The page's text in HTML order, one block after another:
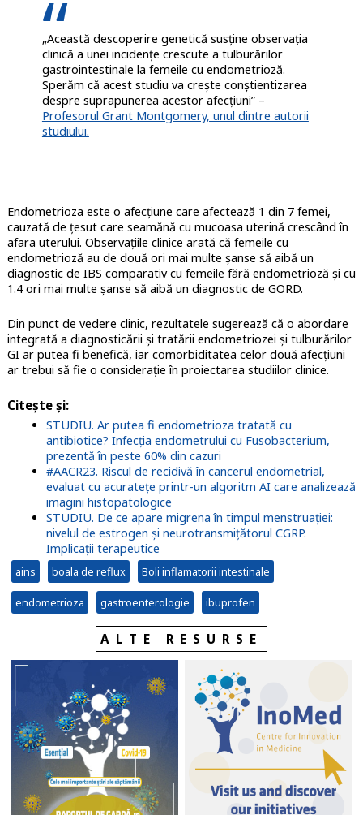
„Această descoperire genetică susține observația
clinică a unei incidențe crescute a tulburărilor
gastrointestinale la femeile cu endometrioză.
Sperăm că acest studiu va crește conștientizarea
despre suprapunerea acestor afecțiuni” –
Profesorul Grant Montgomery, unul dintre autorii
studiului.
Endometrioza este o afecțiune care afectează 1 din 7 femei,
cauzată de țesut care seamănă cu mucoasa uterină crescând în
afara uterului. Observațiile clinice arată că femeile cu
endometrioză au de două ori mai multe șanse să aibă un
diagnostic de IBS comparativ cu femeile fără endometrioză și cu
1.4 ori mai multe șanse să aibă un diagnostic de GORD.
Din punct de vedere clinic, rezultatele sugerează că o abordare
integrată a diagnosticării și tratării endometriozei și tulburărilor
GI ar putea fi benefică, iar comorbiditatea celor două afecțiuni
ar trebui să fie o considerație în proiectarea studiilor clinice.
Citește și:
STUDIU. Ar putea fi endometrioza tratată cu
antibiotice? Infecția endometrului cu Fusobacterium,
prezentă în peste 60% din cazuri
#AACR23. Riscul de recidivă în cancerul endometrial,
evaluat cu acuratețe printr-un algoritm AI care analizează
imagini histopatologice
STUDIU. De ce apare migrena în timpul menstruației:
nivelul de estrogen și neurotransmițătorul CGRP.
Implicații terapeutice
ains boala de reflux Boli inflamatorii intestinale
endometrioza gastroenterologie ibuprofen
ALTE RESURSE